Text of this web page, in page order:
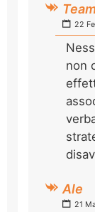
22
non
Ale
21